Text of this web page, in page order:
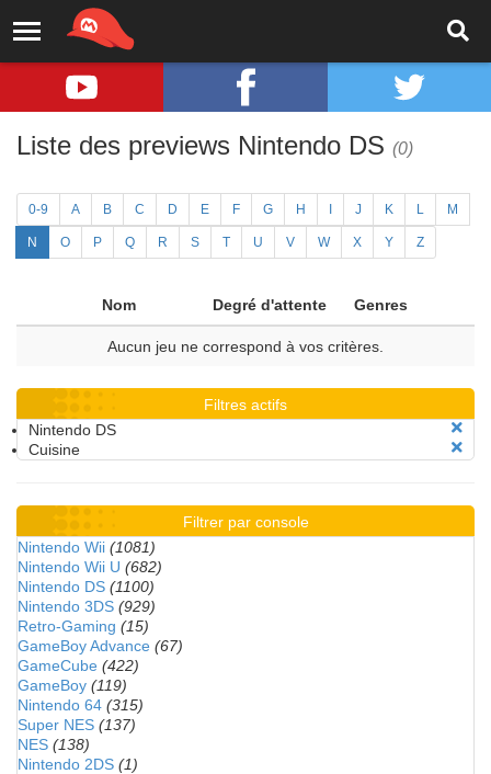
Liste des previews Nintendo DS (0)
0-9 A B C D E F G H J K L M
N O P Q R S T U V W X Y Z
Nom Degré d'attente Genres
Aucun jeu ne correspond à vos critères.
Filtres actifs
Nintendo DS
Cuisine
Filtrer par console
Nintendo Wii (1081)
Nintendo Wii U (682)
Nintendo DS (1100)
Nintendo 3DS (929)
Retro-Gaming (15)
GameBoy Advance (67)
GameCube (422)
GameBoy (119)
Nintendo 64 (315)
Super NES (137)
NES (138)
Nintendo 2DS (1)